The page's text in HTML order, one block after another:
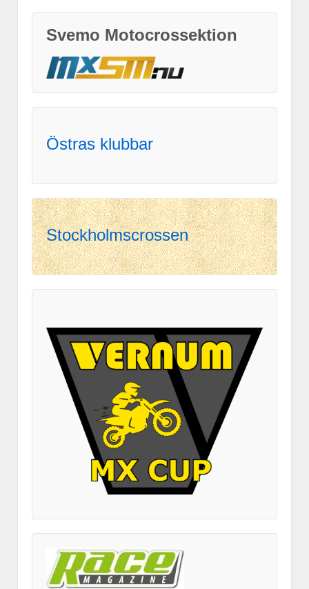
Svemo Motocrossektion
Östras klubbar
Stockholmscrossen